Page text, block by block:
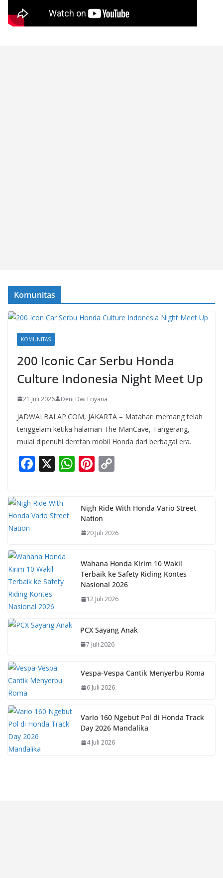
Komunitas
KOMUNITAS
200 Iconic Car Serbu Honda
Culture Indonesia Night Meet Up
21 Juli 2026 Deni Dwi Eriyana
JADWALBALAP.COM, JAKARTA – Matahari memang telah
tenggelam ketika halaman The ManCave, Tangerang,
mulai dipenuhi deretan mobil Honda dari berbagai era.
F
e
b
k
X W
s
A
p
Pi
e
st
y
Li
k
Nigh Ride With Honda Vario Street
Nation
20 Juli 2026
Wahana Honda Kirim 10 Wakil
Terbaik ke Safety Riding Kontes
Nasional 2026
12 Juli 2026
PCX Sayang Anak
7 Juli 2026
Vespa-Vespa Cantik Menyerbu Roma
6 Juli 2026
Vario 160 Ngebut Pol di Honda Track
Day 2026 Mandalika
4 Juli 2026